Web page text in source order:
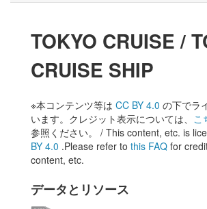
TOKYO CRUISE /
CRUISE SHIP
※本コンテンツ等は CC BY 4.0 の下でラ
います。クレジット表示については、 こ
参照ください。 / This content, etc. is
BY 4.0 .Please refer to this FAQ for
content, etc.
データとリソース